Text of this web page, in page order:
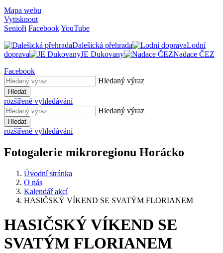
Mapa webu
Vytisknout
Senioři FacebookYouTube
Dalešická přehrada
Lodní
doprava
JE Dukovany
Nadace ČEZ
Facebook
Hledaný výraz
Hledat
rozšířené vyhledávání
Hledaný výraz
Hledat
rozšířené vyhledávání
Fotogalerie mikroregionu Horácko
Úvodní stránka
O nás
Kalendář akcí
HASIČSKÝ VÍKEND SE SVATÝM FLORIANEM
HASIČSKÝ VÍKEND SE
SVATÝM FLORIANEM